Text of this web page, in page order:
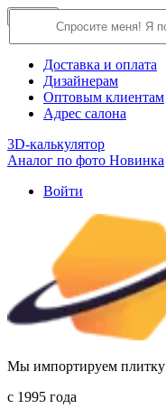
О компании
Доставка и оплата
Дизайнерам
Оптовым клиентам
Адрес салона
3D-калькулятор
Аналог по фото Новинка
Войти
Мы импортируем плитку
c 1995 года